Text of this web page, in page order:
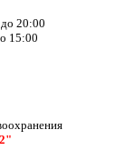
20:00
15:00